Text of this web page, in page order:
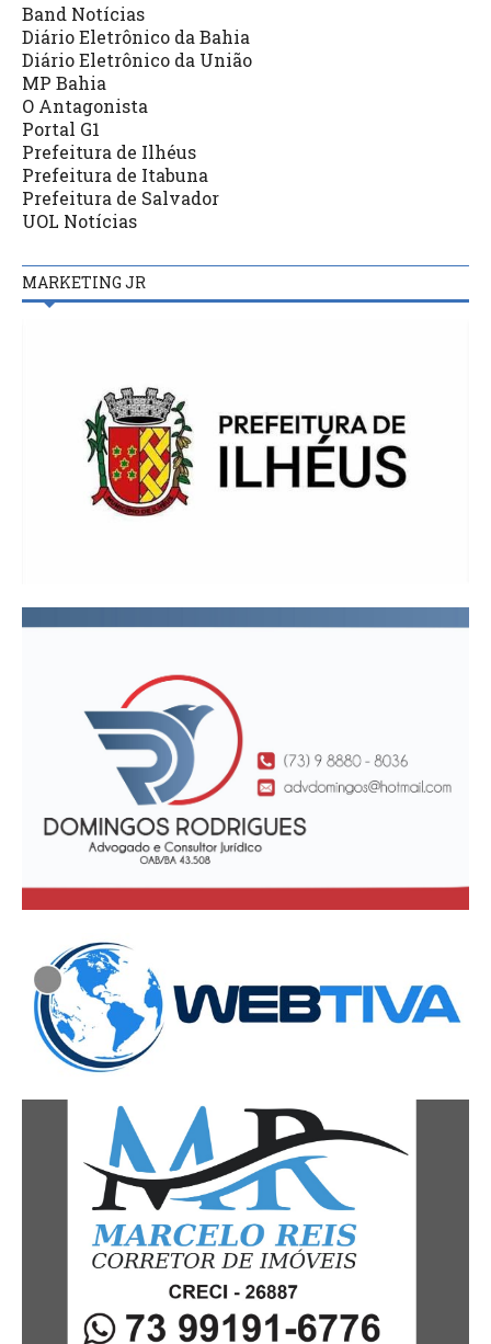
Band Notícias
Diário Eletrônico da Bahia
Diário Eletrônico da União
MP Bahia
O Antagonista
Portal G1
Prefeitura de Ilhéus
Prefeitura de Itabuna
Prefeitura de Salvador
UOL Notícias
MARKETING JR